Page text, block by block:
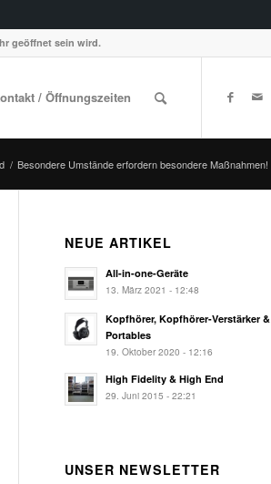
geöffnet sein wird.
/ Öffnungszeiten
/ Besondere Umstände erfordern besondere Maßnahmen!
NEUE ARTIKEL
All-in-one-Geräte
13. März 2021 - 12:48
Kopfhörer, Kopfhörer-Verstärker &
Portables
19. Oktober 2020 - 12:16
High Fidelity & High End
29. Juni 2015 - 22:21
UNSER NEWSLETTER